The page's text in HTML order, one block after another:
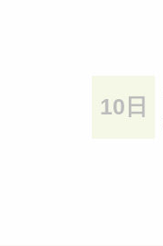
10日